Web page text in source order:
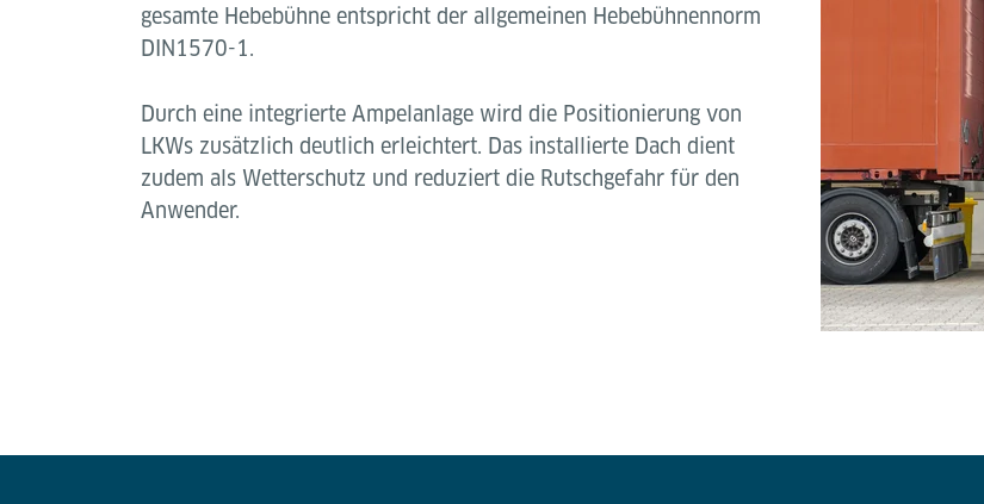
gesamte Hebebühne entspricht der allgemeinen Hebebühnennorm
DIN1570-1.
Durch eine integrierte Ampelanlage wird die Positionierung von
LKWs zusätzlich deutlich erleichtert. Das installierte Dach dient
zudem als Wetterschutz und reduziert die Rutschgefahr für den
Anwender.